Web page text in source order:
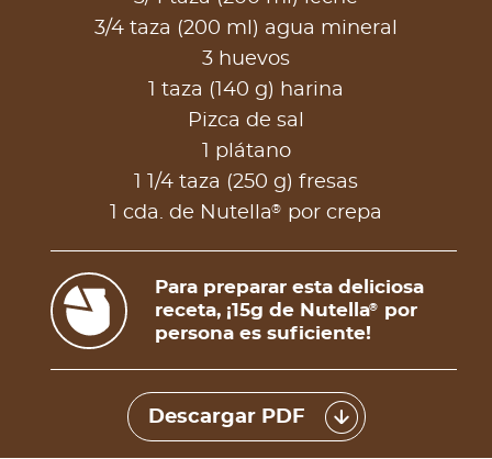
3/4 taza (200 ml) agua mineral
3 huevos
1 taza (140 g) harina
Pizca de sal
1 plátano
1 1/4 taza (250 g) fresas
1 cda. de Nutella® por crepa
Para preparar esta deliciosa
receta, ¡15g de Nutella®
por
persona es suficiente!
Descargar PDF